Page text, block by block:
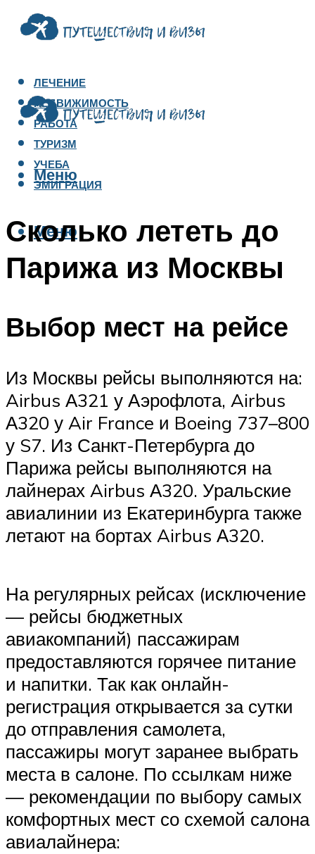
ЛЕЧЕНИЕ
НЕДВИЖИМОСТЬ
РАБОТА
ТУРИЗМ
УЧЕБА
ЭМИГРАЦИЯ
Меню
Меню
Сколько лететь до
Парижа из Москвы
Выбор мест на рейсе
Из Москвы рейсы выполняются на:
Airbus А321 у Аэрофлота, Airbus
А320 у Air France и Boeing 737–800
у S7. Из Санкт-Петербурга до
Парижа рейсы выполняются на
лайнерах Airbus А320. Уральские
авиалинии из Екатеринбурга также
летают на бортах Airbus А320.
На регулярных рейсах (исключение
— рейсы бюджетных
авиакомпаний) пассажирам
предоставляются горячее питание
и напитки. Так как онлайн-
регистрация открывается за сутки
до отправления самолета,
пассажиры могут заранее выбрать
места в салоне. По ссылкам ниже
— рекомендации по выбору самых
комфортных мест со схемой салона
авиалайнера: